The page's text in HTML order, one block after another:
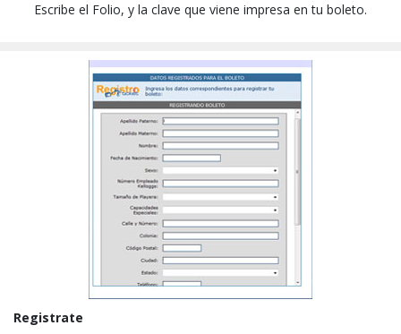
Escribe el Folio, y la clave que viene impresa en tu boleto.
Registrate